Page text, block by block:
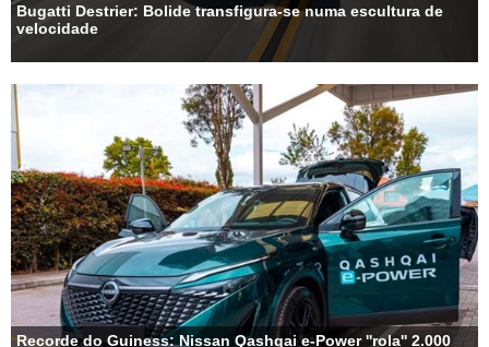
Bugatti Destrier: Bolide transfigura-se numa escultura de
velocidade
Recorde do Guiness: Nissan Qashqai e-Power ''rola'' 2.000